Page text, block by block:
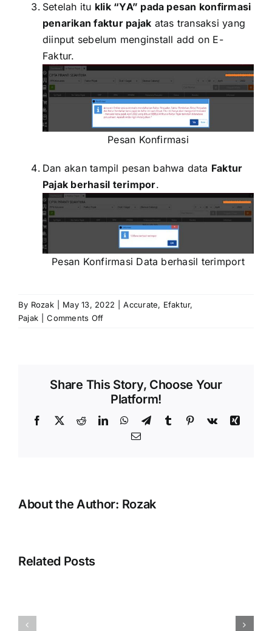
Setelah itu klik “YA” pada pesan konfirmasi
penarikan faktur pajak atas transaksi yang
diinput sebelum menginstall add on E-
Faktur.
Pesan Konfirmasi
Dan akan tampil pesan bahwa data Faktur
Pajak berhasil terimpor.
Pesan Konfirmasi Data berhasil terimport
By Rozak May 13, 2022 Accurate, Efaktur,
Pajak
Comments Offon
Menggunakan
Add-
E-
Share This Story, Choose Your
Platform!
Facebook
X RedditLinkedInWhatsApp
TelegramTumblr Pinterest
Vk
Xing
Email
About the Author: Rozak
Related Posts
“Silahkan